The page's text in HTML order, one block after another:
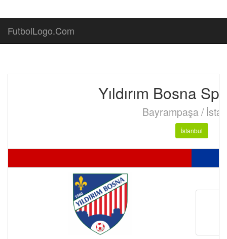
FutbolLogo.Com
Yıldırım Bosna
Bayrampaşa /
İstanbul